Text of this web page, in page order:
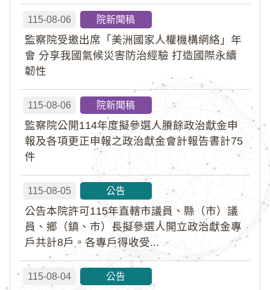
115-08-06 院新聞稿
監察院受邀出席「美洲國家人權機構網絡」年
會 分享我國氣候災害防治經驗 打造國際永續
韌性
115-08-06 院新聞稿
監察院公開114年度擬參選人賸餘政治獻金申
報及各項更正申報之政治獻金會計報告書計75
件
115-08-05 公告
公告本院許可115年直轄市議員、縣（市）議
員、鄉（鎮、市）長擬參選人開立政治獻金專
戶共計8戶。各專戶得收受...
115-08-04 公告